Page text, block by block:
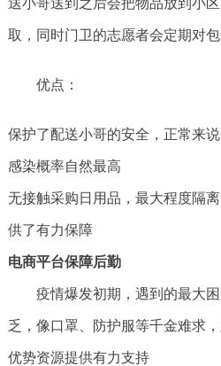
送小哥送到之后会把物品放到小
取，同时门卫的志愿者会定期对
优点：
保护了配送小哥的安全，正常来
感染概率自然最高
无接触采购日用品，最大程度隔
供了有力保障
电商平台保障后勤
疫情爆发初期，遇到的最大
乏，像口罩、防护服等千金难求
优势资源提供有力支持